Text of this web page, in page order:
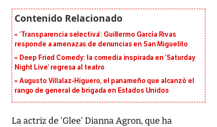
‘Transparencia selectiva’: Guillermo García Rivas
responde a amenazas de denuncias en San Miguelito
Deep Fried Comedy: la comedia inspirada en ‘Saturday
Night Live’ regresa al teatro
Augusto Villalaz-Higuero, el panameño que alcanzó el
rango de general de brigada en Estados Unidos
La actriz de ’Glee’ Dianna Agron, que ha